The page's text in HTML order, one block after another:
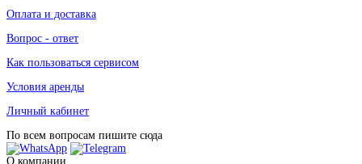
Оплата и доставка
Вопрос - ответ
Как пользоваться сервисом
Условия аренды
Личный кабинет
По всем вопросам пишите сюда
О компании